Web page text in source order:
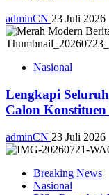
adminCN 23 Juli 2026
Nasional
Lengkapi
Calon Konstituen
adminCN 23 Juli 2026
Breaking News
Nasional